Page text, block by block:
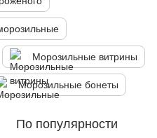
Морозильные витрины
Морозильные бонеты
По популярности